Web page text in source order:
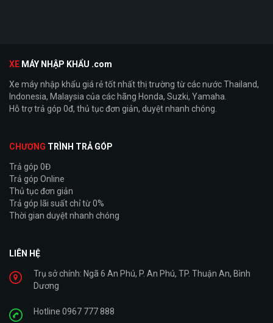
XE MÁY NHẬP KHẨU .com
Xe máy nhập khẩu giá rẻ tốt nhất thị trường từ các nước Thailand,
Indonesia, Malaysia của các hãng Honda, Suzki, Yamaha.
Hỗ trợ trả góp 0đ, thủ tục đơn giản, duyệt nhanh chóng.
CHƯƠNG TRÌNH TRẢ GÓP
Trả góp 0Đ
Trả góp Online
Thủ tục đơn giản
Trả góp lãi suất chỉ từ 0%
Thời gian duyệt nhanh chóng
LIÊN HỆ
Trụ sở chính: Ngã 6 An Phú, P. An Phú, TP. Thuận An, Bình
Dương
Hotline 0967 777 888